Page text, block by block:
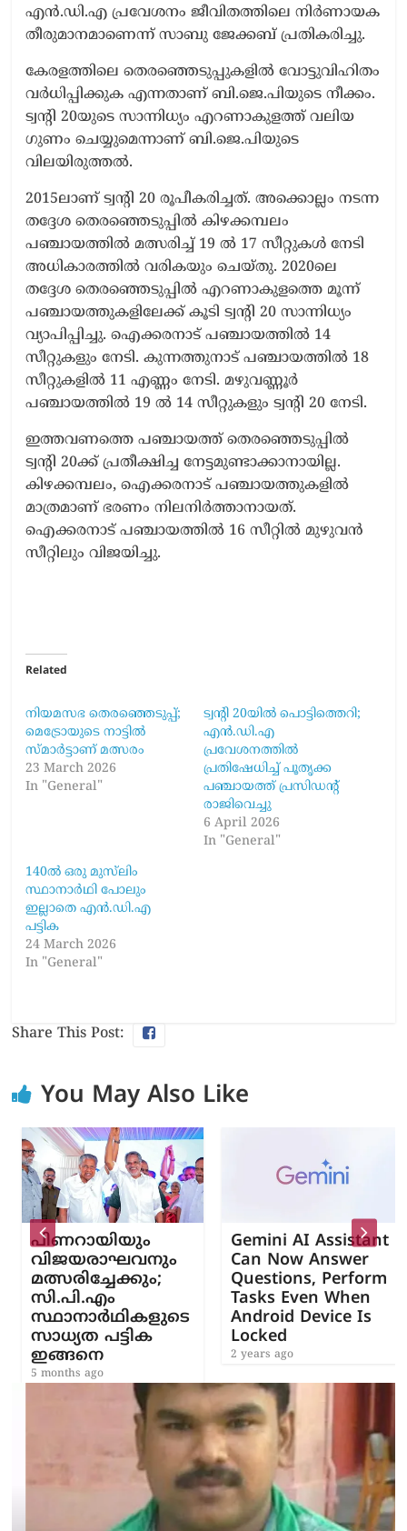
എൻ.ഡി.എ പ്രവേശനം ജീവിതത്തിലെ നിർണായക
തീരുമാനമാണെന്ന് സാബു ജേക്കബ് പ്രതികരിച്ചു.
കേരളത്തിലെ തെരഞ്ഞെടുപ്പുകളിൽ വോട്ടുവിഹിതം
വർധിപ്പിക്കുക എന്നതാണ് ബി.ജെ.പിയുടെ നീക്കം.
ട്വന്റി 20യുടെ സാന്നിധ്യം എറണാകുളത്ത് വലിയ
ഗുണം ചെയ്യുമെന്നാണ് ബി.ജെ.പിയുടെ
വിലയിരുത്തൽ.
2015ലാണ് ട്വന്റി 20 രൂപീകരിച്ചത്. അക്കൊല്ലം നടന്ന
തദ്ദേശ തെരഞ്ഞെടുപ്പില്‍ കിഴക്കമ്പലം
പഞ്ചായത്തില്‍ മത്സരിച്ച് 19 ല്‍ 17 സീറ്റുകള്‍ നേടി
അധികാരത്തില്‍ വരികയും ചെയ്തു. 2020ലെ
തദ്ദേശ തെരഞ്ഞെടുപ്പില്‍ എറണാകുളത്തെ മൂന്ന്
പഞ്ചായത്തുകളിലേക്ക് കൂടി ട്വന്റി 20 സാന്നിധ്യം
വ്യാപിപ്പിച്ചു. ഐക്കരനാട് പഞ്ചായത്തില്‍ 14
സീറ്റുകളും നേടി. കുന്നത്തുനാട് പഞ്ചായത്തില്‍ 18
സീറ്റുകളില്‍ 11 എണ്ണം നേടി. മഴുവണ്ണൂര്‍
പഞ്ചായത്തില്‍ 19 ല്‍ 14 സീറ്റുകളും ട്വന്റി 20 നേടി.
ഇത്തവണത്തെ പഞ്ചായത്ത് തെരഞ്ഞെടുപ്പിൽ
ട്വന്റി 20ക്ക് പ്രതീക്ഷിച്ച നേട്ടമുണ്ടാക്കാനായില്ല.
കിഴക്കമ്പലം, ഐക്കരനാട് പഞ്ചായത്തുകളിൽ
മാത്രമാണ് ഭരണം നിലനിർത്താനായത്.
ഐക്കരനാട് പഞ്ചായത്തിൽ 16 സീറ്റിൽ മുഴുവൻ
സീറ്റിലും വിജയിച്ചു.
Related
നിയമസഭ തെരഞ്ഞെടുപ്പ്;
മെട്രോയുടെ നാട്ടിൽ
സ്മാർട്ടാണ് മത്സരം
23 March 2026
In "General"
ട്വന്റി 20യിൽ പൊട്ടിത്തെറി;
എൻ.ഡി.എ
പ്രവേശനത്തിൽ
പ്രതിഷേധിച്ച് പൂതൃക്ക
പഞ്ചായത്ത് പ്രസിഡന്റ്
രാജിവെച്ചു
6 April 2026
In "General"
140ൽ ഒരു മുസ്‍ലിം
സ്ഥാനാർഥി പോലും
ഇല്ലാതെ എൻ.ഡി.എ
പട്ടിക
24 March 2026
In "General"
Share This Post:
You May Also Like
പിണറായിയും
വിജയരാഘവനും
മത്സരിച്ചേക്കും;
സി.പി.എം
സ്ഥാനാർഥികളുടെ
സാധ്യത പട്ടിക
ഇങ്ങനെ
5 months ago
Gemini AI Assistant
Can Now Answer
Questions, Perform
Tasks Even When
Android Device Is
Locked
2 years ago